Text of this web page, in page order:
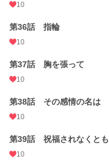
10
第36話 指輪
10
第37話 胸を張って
10
第38話 その感情の名は
10
第39話 祝福されなくとも
10